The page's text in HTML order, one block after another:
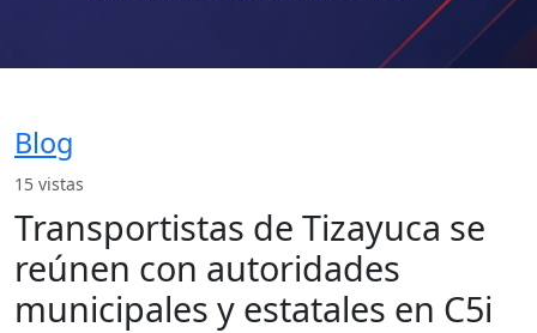
Blog
15 vistas
Transportistas de Tizayuca se
reúnen con autoridades
municipales y estatales en C5i